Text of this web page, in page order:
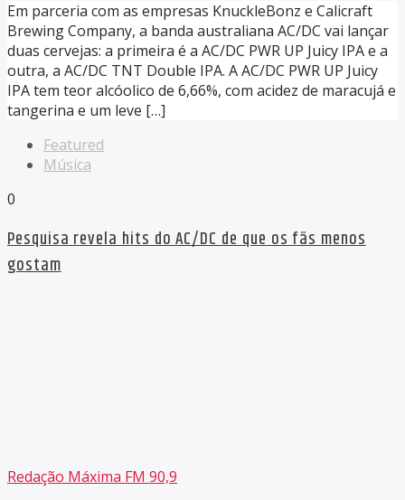
Em parceria com as empresas KnuckleBonz e Calicraft
Brewing Company, a banda australiana AC/DC vai lançar
duas cervejas: a primeira é a AC/DC PWR UP Juicy IPA e a
outra, a AC/DC TNT Double IPA. A AC/DC PWR UP Juicy
IPA tem teor alcóolico de 6,66%, com acidez de maracujá e
tangerina e um leve […]
Featured
Música
0
Pesquisa revela hits do AC/DC de que os fãs menos
gostam
Redação Máxima FM 90,9